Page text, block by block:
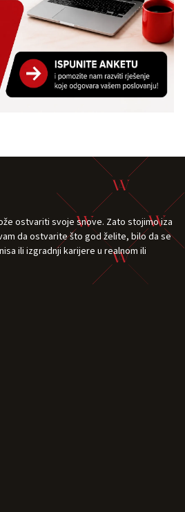
ostvariti svoje snove. Zato stojimo iza
da ostvarite što god želite, bilo da se
ili izgradnji karijere u realnom ili